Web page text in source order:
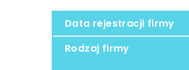
Data rejestracji firmy
Rodzaj firmy